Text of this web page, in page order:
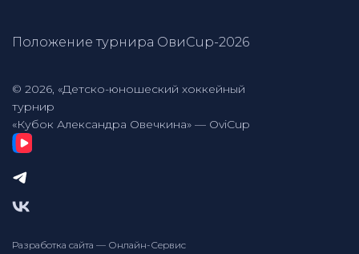
Положение турнира ОвиCup-2026
© 2026, «Детско-юношеский хоккейный
турнир
«Кубок Александра Овечкина» — OviCup
Разработка сайта — Онлайн-Сервис